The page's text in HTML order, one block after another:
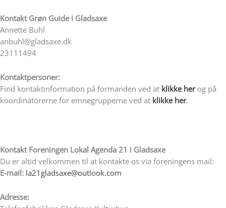
Kontakt Grøn Guide i Gladsaxe
Annette Buhl
anbuhl@gladsaxe.dk
23111494
Kontaktpersoner:
Find kontaktinformation på formanden ved at klikke herog på
koordinatorerne for emnegrupperne ved at klikke her.
Kontakt Foreningen Lokal Agenda 21 i Gladsaxe
Du er altid velkommen til at kontakte os via foreningens mail:
E-mail: la21gladsaxe@outlook.com
Adresse: